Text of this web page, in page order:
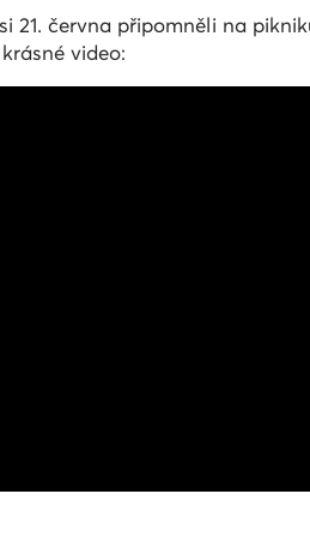
21. června připomněli na
video: